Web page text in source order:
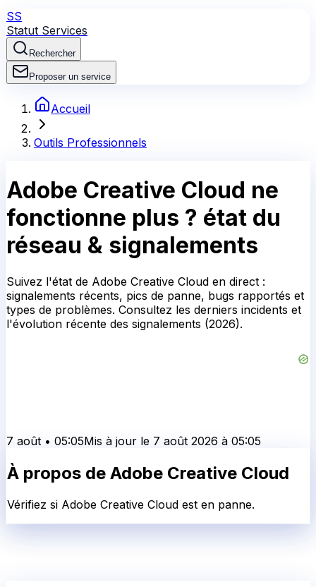
SS
Statut Services
Rechercher
Proposer un service
Accueil
Outils Professionnels
Adobe Creative Cloud ne
fonctionne plus ? état du
réseau & signalements
Suivez l'état de Adobe Creative Cloud en direct :
signalements récents, pics de panne, bugs rapportés et
types de problèmes. Consultez les derniers incidents et
l'évolution récente des signalements (2026).
7 août • 05:05Mis à jour le 7 août 2026 à 05:05
À propos de Adobe Creative Cloud
Vérifiez si Adobe Creative Cloud est en panne.